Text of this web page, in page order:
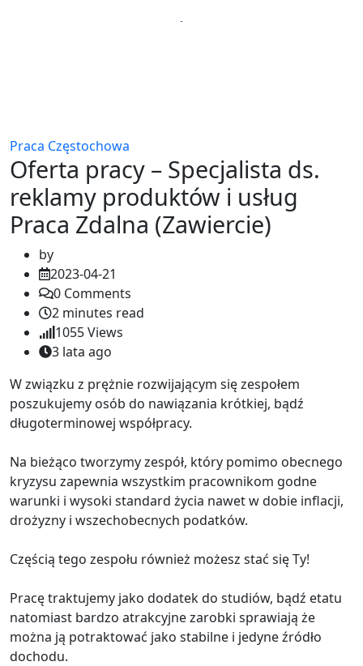
Praca Częstochowa
Oferta pracy – Specjalista ds.
reklamy produktów i usług
Praca Zdalna (Zawiercie)
by
2023-04-21
0 Comments
2 minutes read
1055Views
3 lata ago
W związku z prężnie rozwijającym się zespołem
poszukujemy osób do nawiązania krótkiej, bądź
długoterminowej współpracy.
Na bieżąco tworzymy zespół, który pomimo obecnego
kryzysu zapewnia wszystkim pracownikom godne
warunki i wysoki standard życia nawet w dobie inflacji,
drożyzny i wszechobecnych podatków.
Częścią tego zespołu również możesz stać się Ty!
Pracę traktujemy jako dodatek do studiów, bądź etatu
natomiast bardzo atrakcyjne zarobki sprawiają że
można ją potraktować jako stabilne i jedyne źródło
dochodu.